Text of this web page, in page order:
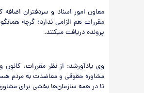
معاون امور اسناد و سردفتران
مقررات هم الزامی ندارد؛ گرچه
پرونده دریافت می‏کنند.
وی یادآورشد: از نظر مقررات،
مشاوره حقوقی و معاضدت به مردم
تا در همه سازمان‌ها بخشی برای